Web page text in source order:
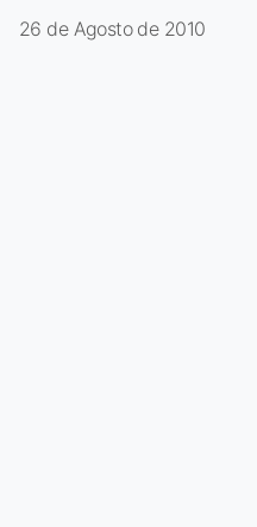
26 de Agosto de 2010